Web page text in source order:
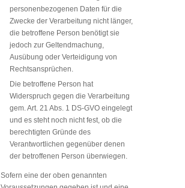
personenbezogenen Daten für die
Zwecke der Verarbeitung nicht länger,
die betroffene Person benötigt sie
jedoch zur Geltendmachung,
Ausübung oder Verteidigung von
Rechtsansprüchen.
Die betroffene Person hat
Widerspruch gegen die Verarbeitung
gem. Art. 21 Abs. 1 DS-GVO eingelegt
und es steht noch nicht fest, ob die
berechtigten Gründe des
Verantwortlichen gegenüber denen
der betroffenen Person überwiegen.
Sofern eine der oben genannten